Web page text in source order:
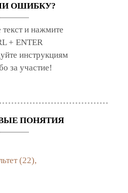
ОШИБКУ?
и нажмите
+ ENTER
инструкциям
за участие!
ПОНЯТИЯ
(22),